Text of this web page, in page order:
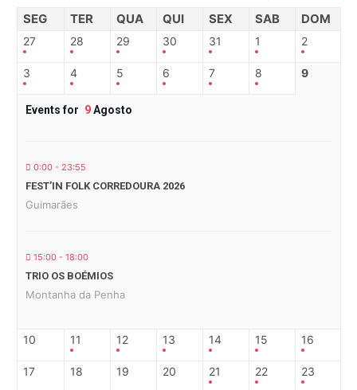
SEG TER QUA QUI SEX SAB DOM
27 28 29 30 31 1 2
3 4 5 6 7 8 9
Events for 9Agosto
0:00 - 23:55
FEST’IN FOLK CORREDOURA 2026
Guimarães
15:00 - 18:00
TRIO OS BOÉMIOS
Montanha da Penha
10 11 12 13 14 15 16
17 18 19 20 21 22 23